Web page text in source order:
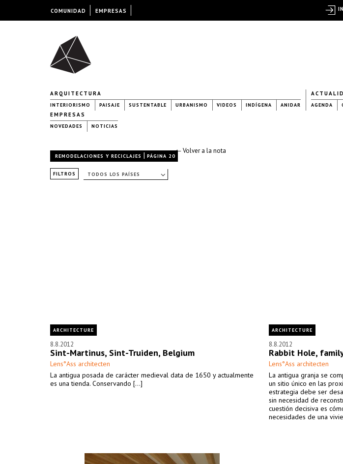
ARQUITECTURA
INTERIORISMO PAISAJE SUSTENTABLE URBANISMO VIDEOS INDÍGENA ANIDAR AGENDA
EMPRESAS
NOVEDADES NOTICIAS
← Volver a la nota
REMODELACIONES Y RECICLAJES | PÁGINA 20
FILTROS TODOS LOS PAÍSES
ARCHITECTURE
8.8.2012
Sint-Martinus, Sint-Truiden, Belgium
Lens°Ass architecten
La antigua posada de carácter medieval data de 1650 y actualmente
es una tienda. Conservando [...]
ARCHITECTURE
8.8.2012
Rabbit Hole,
Lens°Ass architecten
La antigua granja se
un sitio único en las
estrategia debe ser
sin necesidad de
cuestión decisiva es
necesidades de una
COMUNIDAD EMPRESAS